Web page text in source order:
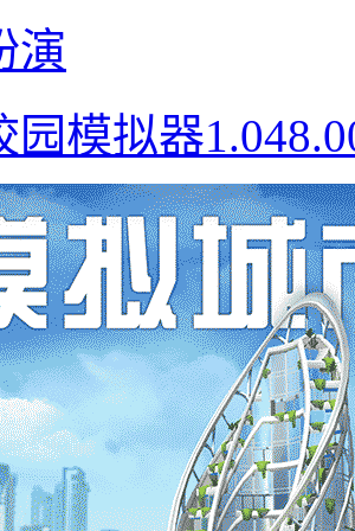
演
园模拟器